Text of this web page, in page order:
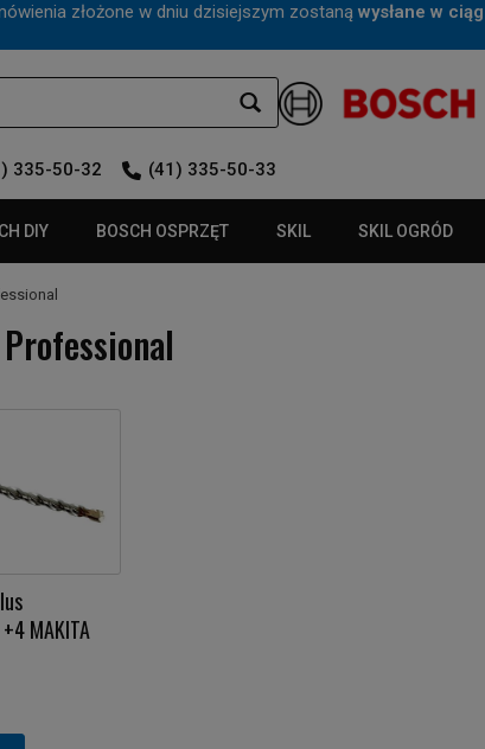
złożone w dniu dzisiejszym zostaną wysłane w
335-50-32 (41) 335-50-33
DIY BOSCH OSPRZĘT SKIL SKIL OGRÓD
MAKITA